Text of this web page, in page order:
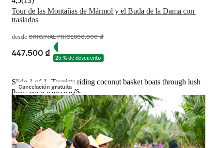
Tour de las Montañas de Mármol y el Buda de la Dama con
traslados
desdeORIGINAL PRICE600.000 ₫
447.500 ₫ 25 % de descuento
Cancelación gratuita
Slide 1 of 1, Tourists riding coconut basket boats through lush
palm-lined waterways.